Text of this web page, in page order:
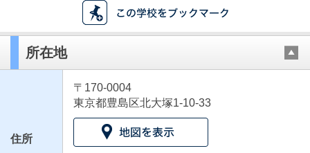
所在地
住所
〒170-0004
東京都豊島区北大塚1-10-33